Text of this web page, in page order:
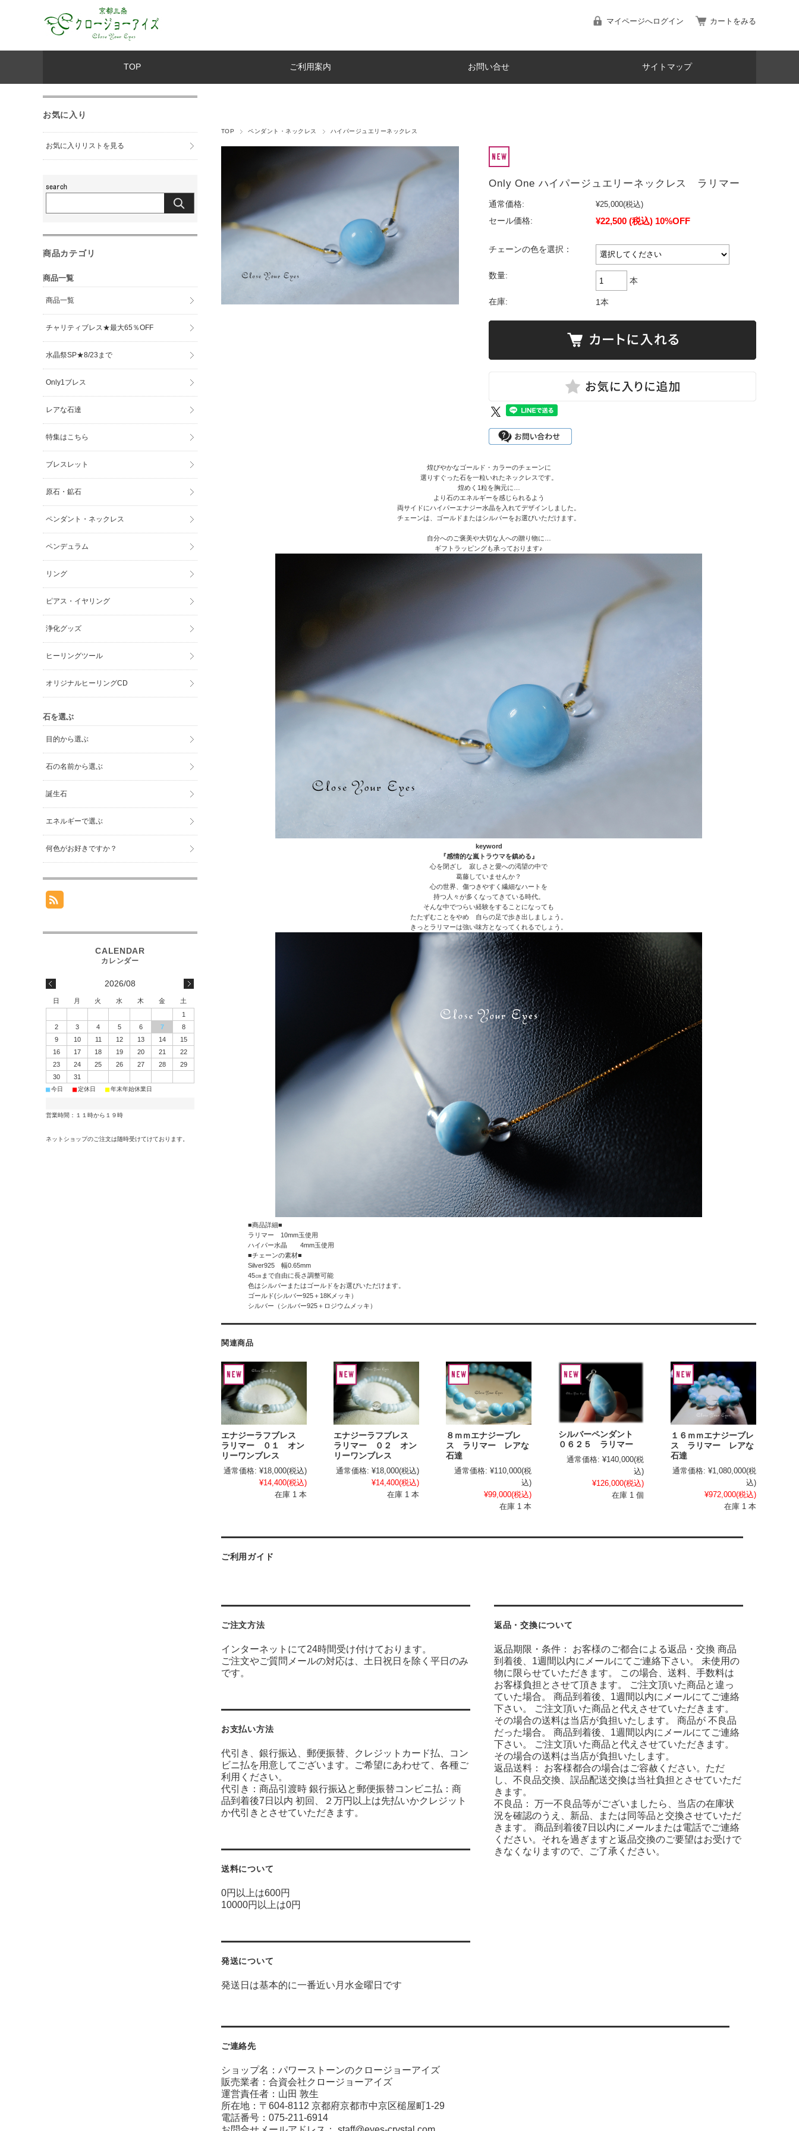
マイページへログイン カートをみる
TOP ご利用案内 お問い合せ サイトマップ
TOP ペンダント・ネックレス ハイパージュエリーネックレス
Only One ハイパージュエリーネックレス ラリマー
通常価格: ¥25,000(税込)
セール価格:
¥22,500 (税込) 10%OFF
チェーンの色を選択：
数量:
本
在庫: 1本
煌びやかなゴールド・カラーのチェーンに
選りすぐった石を一粒いれたネックレスです。
煌めく1粒を胸元に…
より石のエネルギーを感じられるよう
両サイドにハイパーエナジー水晶を入れてデザインしました。
チェーンは、ゴールドまたはシルバーをお選びいただけます。
自分へのご褒美や大切な人への贈り物に…
ギフトラッピングも承っております♪
keyword
『感情的な嵐トラウマを鎮める』
心を閉ざし 寂しさと愛への渇望の中で
葛藤していませんか？
心の世界、傷つきやすく繊細なハートを
持つ人々が多くなってきている時代。
そんな中でつらい経験をすることになっても
たたずむことをやめ 自らの足で歩き出しましょう。
きっとラリマーは強い味方となってくれるでしょう。
■商品詳細■
ラリマー 10mm玉使用
ハイパー水晶 4mm玉使用
■チェーンの素材■
Silver925 幅0.65mm
45㎝まで自由に長さ調整可能
色はシルバーまたはゴールドをお選びいただけます。
ゴールド(シルバー925＋18Kメッキ）
シルバー（シルバー925＋ロジウムメッキ）
関連商品
エナジーラフブレス
ラリマー ０１ オン
リーワンブレス
通常価格: ¥18,000(税込)
¥14,400(税込)
在庫 1 本
エナジーラフブレス
ラリマー ０２ オン
リーワンブレス
通常価格: ¥18,000(税込)
¥14,400(税込)
在庫 1 本
８ｍｍエナジーブレ
ス ラリマー レアな
石達
通常価格: ¥110,000(税
込)
¥99,000(税込)
在庫 1 本
シルバーペンダント
０６２５ ラリマー
通常価格: ¥140,000(税
込)
¥126,000(税込)
在庫 1 個
１６ｍｍエナジーブレ
ス ラリマー レアな
石達
通常価格: ¥1,080,000(税
込)
¥972,000(税込)
在庫 1 本
ご利用ガイド
ご注文方法
インターネットにて24時間受け付けております。
ご注文やご質問メールの対応は、土日祝日を除く平日のみ
です。
お支払い方法
代引き、銀行振込、郵便振替、クレジットカード払、コン
ビニ払を用意してございます。ご希望にあわせて、各種ご
利用ください。
代引き：商品引渡時 銀行振込と郵便振替コンビニ払：商
品到着後7日以内 初回、２万円以上は先払いかクレジット
か代引きとさせていただきます。
送料について
0円以上は600円
10000円以上は0円
発送について
発送日は基本的に一番近い月水金曜日です
返品・交換について
返品期限・条件： お客様のご都合による返品・交換 商品
到着後、1週間以内にメールにてご連絡下さい。 未使用の
物に限らせていただきます。 この場合、送料、手数料は
お客様負担とさせて頂きます。 ご注文頂いた商品と違っ
ていた場合。 商品到着後、1週間以内にメールにてご連絡
下さい。 ご注文頂いた商品と代えさせていただきます。
その場合の送料は当店が負担いたします。 商品が 不良品
だった場合。 商品到着後、1週間以内にメールにてご連絡
下さい。 ご注文頂いた商品と代えさせていただきます。
その場合の送料は当店が負担いたします。
返品送料： お客様都合の場合はご容赦ください。ただ
し、不良品交換、誤品配送交換は当社負担とさせていただ
きます。
不良品： 万一不良品等がございましたら、当店の在庫状
況を確認のうえ、新品、または同等品と交換させていただ
きます。 商品到着後7日以内にメールまたは電話でご連絡
ください。それを過ぎますと返品交換のご要望はお受けで
きなくなりますので、ご了承ください。
ご連絡先
ショップ名：パワーストーンのクロージョーアイズ
販売業者：合資会社クロージョーアイズ
運営責任者：山田 敦生
所在地：〒604-8112 京都府京都市中京区槌屋町1-29
電話番号：075-211-6914
お気に入り
お気に入りリストを見る
商品カテゴリ
商品一覧
商品一覧
チャリティブレス★最大65％OFF
水晶祭SP★8/23まで
Only1ブレス
レアな石達
特集はこちら
ブレスレット
原石・鉱石
ペンダント・ネックレス
ペンデュラム
リング
ピアス・イヤリング
浄化グッズ
ヒーリングツール
オリジナルヒーリングCD
石を選ぶ
目的から選ぶ
石の名前から選ぶ
誕生石
エネルギーで選ぶ
何色がお好きですか？
2026/08
日 月 火 水 木 金
土
1
2
3 4 5 6 7
8
9
10 11 12 13 14
15
16
17 18 19 20 21
22
23
24 25 26 27 28
29
30
31
■今日 ■定休日 ■年末年始休業日
営業時間：１１時から１９時
ネットショップのご注文は随時受けてけております。